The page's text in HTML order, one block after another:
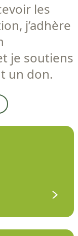
les
j’adhère
je soutiens
un don.